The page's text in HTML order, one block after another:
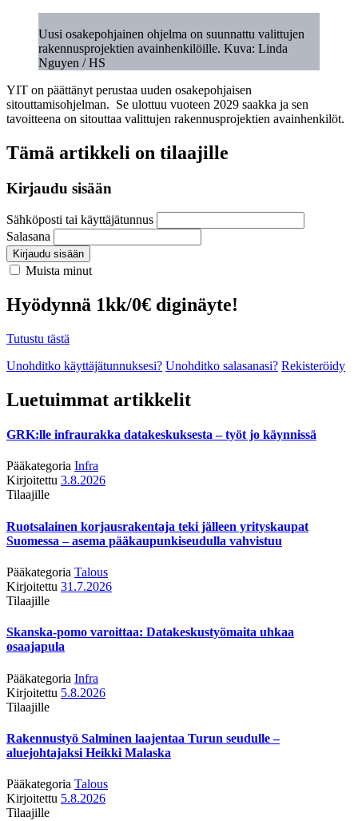
Uusi osakepohjainen ohjelma on suunnattu valittujen
rakennusprojektien avainhenkilöille. Kuva: Linda
Nguyen / HS
YIT on päättänyt perustaa uuden osakepohjaisen
sitouttamisohjelman. Se ulottuu vuoteen 2029 saakka ja sen
tavoitteena on sitouttaa valittujen rakennusprojektien avainhenkilöt.
Tämä artikkeli on tilaajille
Kirjaudu sisään
Sähköposti tai käyttäjätunnus
Salasana
Kirjaudu sisään
Muista minut
Hyödynnä 1kk/0€ diginäyte!
Tutustu tästä
Unohditko käyttäjätunnuksesi? Unohditko salasanasi? Rekisteröidy
Luetuimmat artikkelit
GRK:lle infraurakka datakeskuksesta – työt jo käynnissä
Pääkategoria Infra
Kirjoitettu 3.8.2026
Tilaajille
Ruotsalainen korjausrakentaja teki jälleen yrityskaupat
Suomessa – asema pääkaupunkiseudulla vahvistuu
Pääkategoria Talous
Kirjoitettu 31.7.2026
Tilaajille
Skanska-pomo varoittaa: Datakeskustyömaita uhkaa
osaajapula
Pääkategoria Infra
Kirjoitettu 5.8.2026
Tilaajille
Rakennustyö Salminen laajentaa Turun seudulle –
aluejohtajaksi Heikki Malaska
Pääkategoria Talous
Kirjoitettu 5.8.2026
Tilaajille